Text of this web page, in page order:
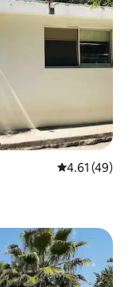
レビュー49
4.61 (49)